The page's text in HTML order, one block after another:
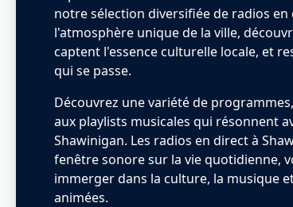
notre sélection diversifiée de radios en
l'atmosphère unique de la ville,
captent l'essence culturelle locale, et
qui se passe.
Découvrez une variété de
aux playlists musicales qui résonnent
Shawinigan. Les radios en direct à
fenêtre sonore sur la vie quotidienne,
immerger dans la culture, la musique
animées.